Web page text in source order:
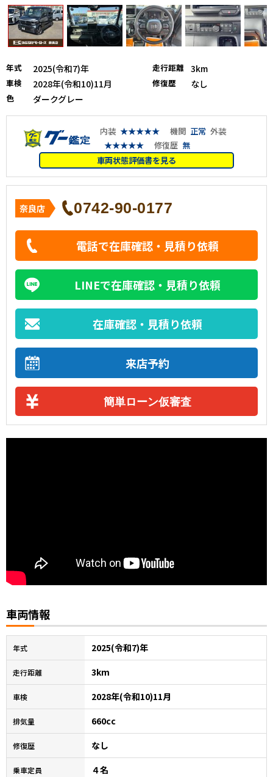
年式 2025(令和7)年 走行距離 3km
車検 2028年(令和10)11月 修復歴 なし
色 ダークグレー
内装 ★★★★★ 機関 正常 外装
★★★★★
修復歴 無
車両状態評価書を見る
奈良店 0742-90-0177
電話で在庫確認・見積り依頼
LINEで在庫確認・見積り依頼
在庫確認・見積り依頼
来店予約
簡単ローン仮審査
車両情報
年式 2025(令和7)年
走行距離 3km
車検 2028年(令和10)11月
排気量 660cc
修復歴 なし
乗車定員 ４名